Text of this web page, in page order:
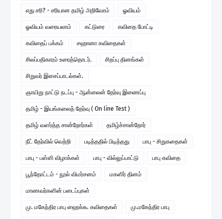
எது சரி? - சரியான தமிழ் அறிவோம் ஓவியம்
ஓவியம் வரையலாம் கட்டுரை கவிதை போட்டி
கவிதைப் பக்கம் சஹானா கவிதைகள்
சிலப்பதிகாரம் உரைத்தொடர். சிறப்பு தினங்கள்
சிறுவர் இசைப்பாடல்கள்.
ஞாயிறு நாட்டு நடப்பு - ஆன்லைன் தேர்வு இணைப்பு
தமிழ் - இயங்கலைத் தேர்வு ( On line Test )
தமிழ் வளர்த்த சான்றோர்கள் தமிழ்ச்சான்றோர்
நீட் தேர்வில் வெற்றி படித்ததில் பிடித்தது பாபு - சிறுகதைகள்
பாபு - பள்ளி விழாக்கள் பாபு - வில்லுப்பாட்டு பாபு கவிதை
பூந்தோட்டம் - நூல் விமர்சனம் மகளிர் தினம்
மாணவர்களின் படைப்புகள்
மு. மகேந்திர பாபு ஹைக்கூ கவிதைகள் மு.மகேந்திர பாபு